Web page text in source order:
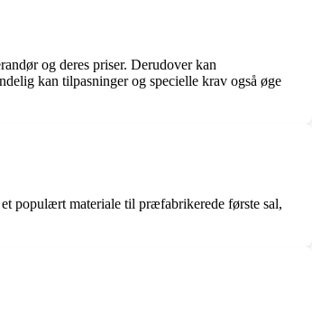
og deres priser. Derudover kan
kan tilpasninger og specielle krav også øge
populært materiale til præfabrikerede første sal,